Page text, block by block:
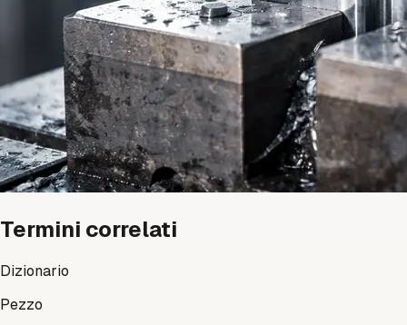
Termini correlati
Dizionario
Pezzo